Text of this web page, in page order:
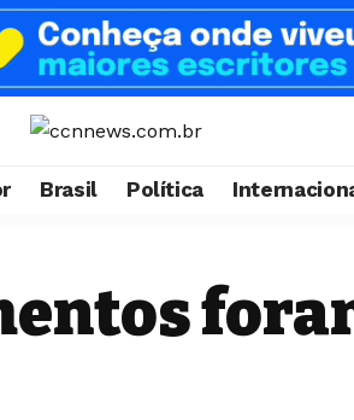
Brasil Política